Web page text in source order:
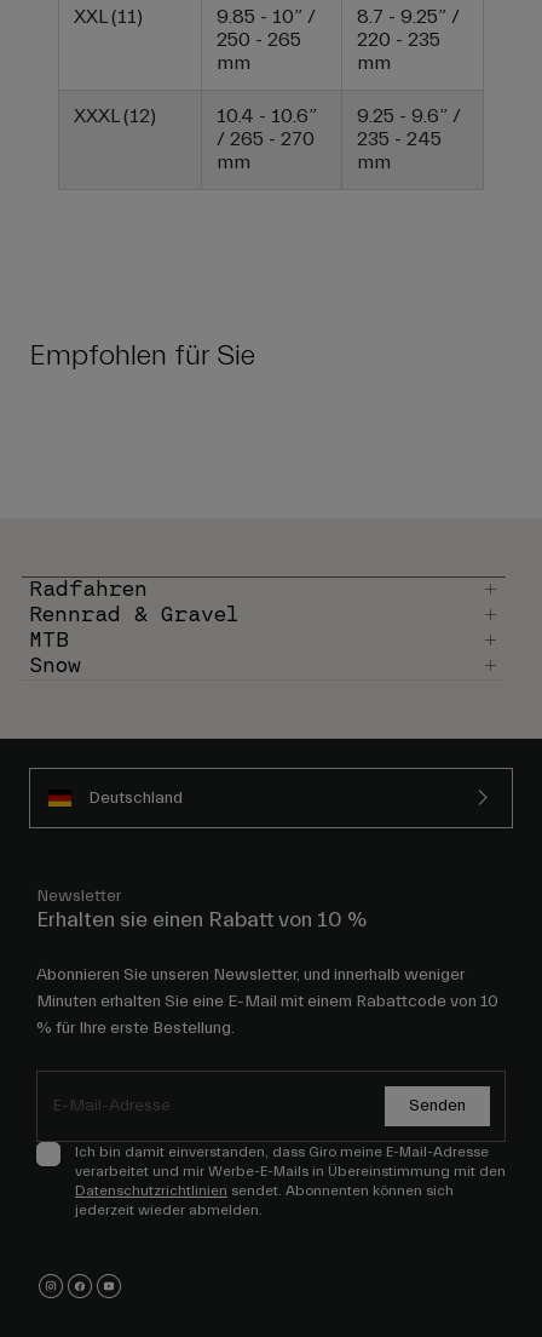
XXL (11)
9.85 - 10” /
250 - 265
mm
8.7 - 9.25” /
220 - 235
mm
XXXL (12)
10.4 - 10.6”
/ 265 - 270
mm
9.25 - 9.6” /
235 - 245
mm
Empfohlen für Sie
Radfahren
Rennrad & Gravel
MTB
Snow
Deutschland
Newsletter
Erhalten sie einen Rabatt von 10 %
Abonnieren Sie unseren Newsletter, und innerhalb weniger
Minuten erhalten Sie eine E-Mail mit einem Rabattcode von 10
% für Ihre erste Bestellung.
Senden
Ich bin damit einverstanden, dass Giro meine E-Mail-Adresse
verarbeitet und mir Werbe-E-Mails in Übereinstimmung mit den
Datenschutzrichtlinien sendet. Abonnenten können sich
jederzeit wieder abmelden.